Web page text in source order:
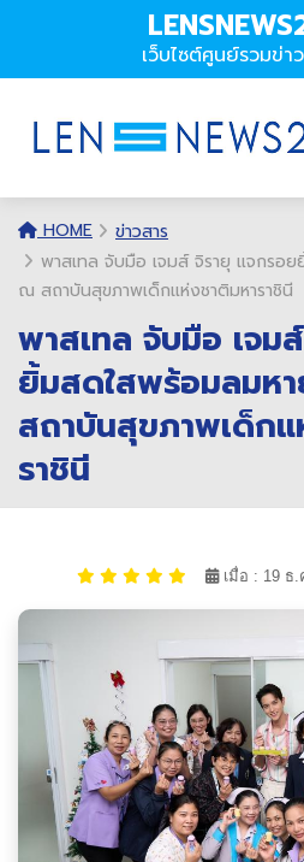
เว็บไซต์ศูนย์รวมข่า
HOME
ข่าวสาร
พาสเทล จับมือ เจมส์ จิรายุ แจกรอ
ณ สถาบันสุขภาพเด็กแห่งชาติมหาราชินี
พาสเทล จับมือ เจม
ยิ้มสดใสพร้อมลมห
สถาบันสุขภาพเด็ก
ราชินี
เมื่อ : 19 ธ.